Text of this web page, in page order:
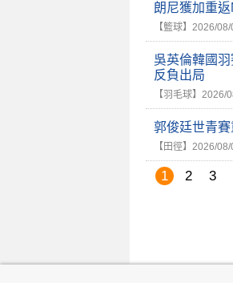
朗尼獲加重
【籃球】 2026/08/
吳英倫韓國
反負出局
【羽毛球】 2026/
郭俊廷世青
【田徑】 2026/08/
1 2 3